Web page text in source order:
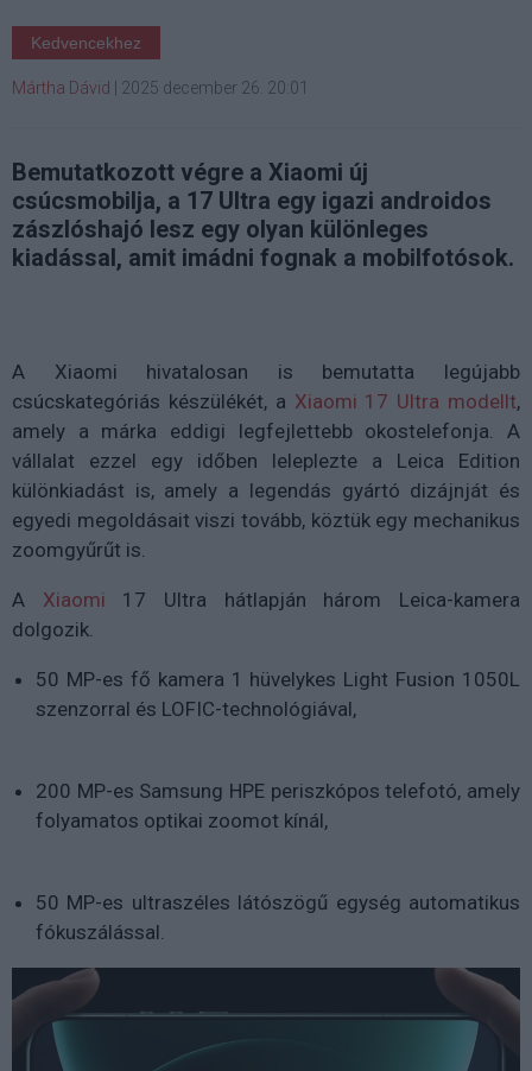
Kedvencekhez
Mártha Dávid 2025 december 26. 20:01
Bemutatkozott végre a Xiaomi új
csúcsmobilja, a 17 Ultra egy igazi androidos
zászlóshajó lesz egy olyan különleges
kiadással, amit imádni fognak a mobilfotósok.
A Xiaomi hivatalosan is bemutatta legújabb
csúcskategóriás készülékét, a Xiaomi 17 Ultra modellt,
amely a márka eddigi legfejlettebb okostelefonja. A
vállalat ezzel egy időben leleplezte a Leica Edition
különkiadást is, amely a legendás gyártó dizájnját és
egyedi megoldásait viszi tovább, köztük egy mechanikus
zoomgyűrűt is.
A Xiaomi 17 Ultra hátlapján három Leica-kamera
dolgozik.
50 MP-es fő kamera 1 hüvelykes Light Fusion 1050L
szenzorral és LOFIC-technológiával,
200 MP-es Samsung HPE periszkópos telefotó, amely
folyamatos optikai zoomot kínál,
50 MP-es ultraszéles látószögű egység automatikus
fókuszálással.